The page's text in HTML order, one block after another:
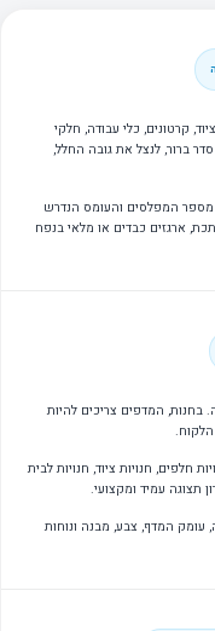
קרטונים, כלי עבודה, חלקי
ברור, לנצל את גובה החלל,
המפלסים והעומס הנדרש
ארגזים כבדים או מלאי בנפח
בחנות, המדפים צריכים להיות
הלקוח.
חלפים, חנויות ציוד, חנויות לבית
תצוגה עמיד ומקצועי.
עומק המדף, צבע, מבנה ונוחות